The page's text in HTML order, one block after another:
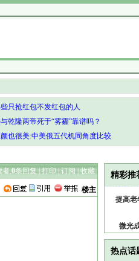
些只抢红包不发红包的人
乾隆两帝死于“雾霾”靠谱吗？
颜也很美:中美俄五代机同角度比较
者,0条回复 |打印|订阅|收藏
楼主
精彩推
提高老
微光
热点话